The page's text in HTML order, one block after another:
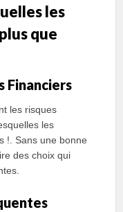
les
que
Financiers
les risques
les
!. Sans une bonne
des choix qui